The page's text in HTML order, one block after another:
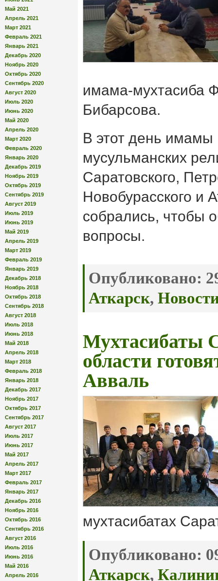
Май 2021
Апрель 2021
Март 2021
Февраль 2021
Январь 2021
Декабрь 2020
Ноябрь 2020
Октябрь 2020
Сентябрь 2020
Август 2020
Июль 2020
Июнь 2020
Май 2020
Апрель 2020
Март 2020
Февраль 2020
Январь 2020
Декабрь 2019
Ноябрь 2019
Октябрь 2019
Сентябрь 2019
Август 2019
Июль 2019
Июнь 2019
Май 2019
Апрель 2019
Март 2019
Февраль 2019
Январь 2019
Декабрь 2018
Ноябрь 2018
Октябрь 2018
Сентябрь 2018
Август 2018
Июль 2018
Июнь 2018
Май 2018
Апрель 2018
Март 2018
Февраль 2018
Январь 2018
Декабрь 2017
Ноябрь 2017
Октябрь 2017
Сентябрь 2017
Август 2017
Июль 2017
Июнь 2017
Май 2017
Апрель 2017
Март 2017
Февраль 2017
Январь 2017
Декабрь 2016
Ноябрь 2016
Октябрь 2016
Сентябрь 2016
Август 2016
Июль 2016
Июнь 2016
Май 2016
Апрель 2016
имама-мухтасиба
Бибарсова.
В этот день имамы
мусульманских
Саратовского,
Новобурасского и
собрались, чтобы
вопросы.
Опубликовано:
Аткарск,
Мухтасибаты
области
Авваль
мухтасибатах
Опубликовано:
Аткарск,